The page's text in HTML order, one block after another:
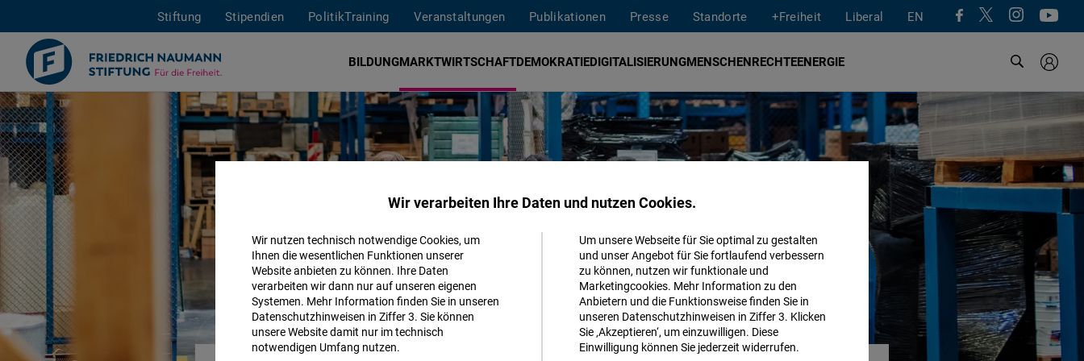
Direkt
zum
Inhalt
Stiftung Stipendien PolitikTraining Veranstaltungen Publikationen Presse Standorte +Freiheit Liberal EN
BILDUNGMARKTWIRTSCHAFTDEMOKRATIEDIGITALISIERUNGMENSCHENRECHTEENERGIE
Wir verarbeiten Ihre Daten und nutzen Cookies.
Wir nutzen technisch notwendige Cookies, um
Ihnen die wesentlichen Funktionen unserer
Website anbieten zu können. Ihre Daten
verarbeiten wir dann nur auf unseren eigenen
Systemen. Mehr Information finden Sie in unseren
Datenschutzhinweisen in Ziffer 3. Sie können
unsere Website damit nur im technisch
notwendigen Umfang nutzen.
Um unsere Webseite für Sie optimal zu gestalten
und unser Angebot für Sie fortlaufend verbessern
zu können, nutzen wir funktionale und
Marketingcookies. Mehr Information zu den
Anbietern und die Funktionsweise finden Sie in
unseren Datenschutzhinweisen in Ziffer 3. Klicken
Sie ‚Akzeptieren‘, um einzuwilligen. Diese
Einwilligung können Sie jederzeit widerrufen.
Matomo
Facebook
Embed
Akzeptieren